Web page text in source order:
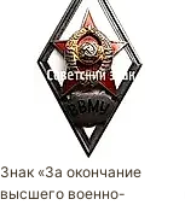
Знак «За окончание
высшего военно-